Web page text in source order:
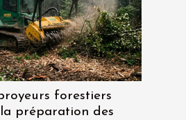
forestiers
préparation des